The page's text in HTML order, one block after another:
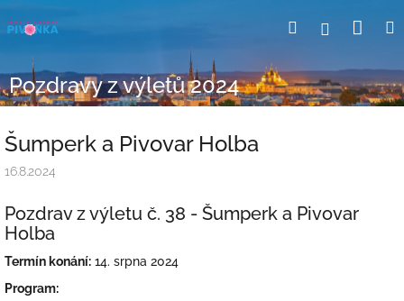
na
HledatPřihlášení
Pozdravy z výletů 2024
Šumperk a Pivovar Holba
16.8.2024
Pozdrav z výletu č. 38 - Šumperk a Pivovar
Holba
Termín konání: 14. srpna 2024
Program: